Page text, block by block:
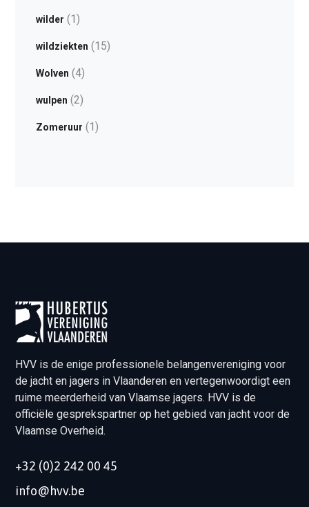
wilder (1)
wildziekten (15)
Wolven (4)
wulpen (2)
Zomeruur (1)
HVV is de enige professionele belangenvereniging voor
de jacht en jagers in Vlaanderen en vertegenwoordigt een
ruime meerderheid van Vlaamse jagers. HVV is de
officiële gesprekspartner op het gebied van jacht voor de
Vlaamse Overheid.
+32 (0)2 242 00 45
info@hvv.be